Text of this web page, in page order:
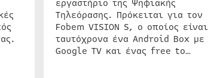
εργαστήριο της Ψηφιακής
Τηλεόρασης. Πρόκειται για τον
Fobem VISION S, ο οποίος είναι
ταυτόχρονα ένα Android Box με
Google TV και ένας free to…